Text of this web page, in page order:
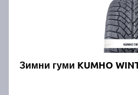
Зимни гуми KUMHO